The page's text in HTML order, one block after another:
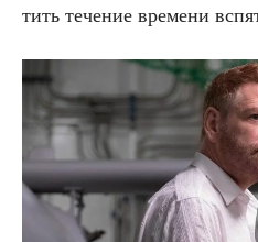
тить тече­ние вре­ме­ни